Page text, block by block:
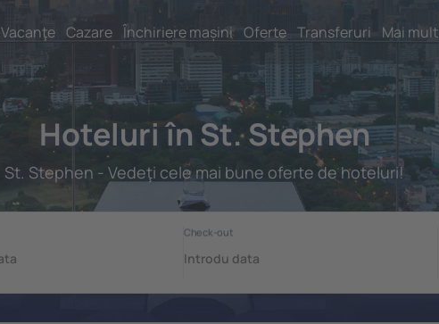
Vacanţe Cazare Închiriere mașini Oferte Transferuri Mai mult
Hoteluri în St. Stephen
St. Stephen - Vedeţi cele mai bune oferte de hoteluri!